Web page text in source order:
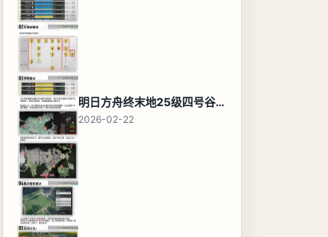
明日方舟终末地25级四号谷地基地蓝图，高效布局规划
2026-02-22